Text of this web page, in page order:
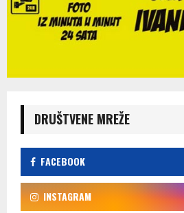
DRUŠTVENE MREŽE
FACEBOOK
INSTAGRAM